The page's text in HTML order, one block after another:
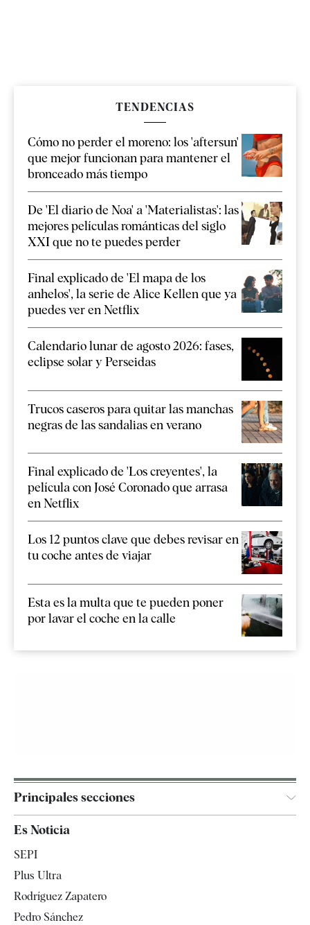
TENDENCIAS
Cómo no perder el moreno: los 'aftersun'
que mejor funcionan para mantener el
bronceado más tiempo
De 'El diario de Noa' a 'Materialistas': las
mejores películas románticas del siglo
XXI que no te puedes perder
Final explicado de 'El mapa de los
anhelos', la serie de Alice Kellen que ya
puedes ver en Netflix
Calendario lunar de agosto 2026: fases,
eclipse solar y Perseidas
Trucos caseros para quitar las manchas
negras de las sandalias en verano
Final explicado de 'Los creyentes', la
película con José Coronado que arrasa
en Netflix
Los 12 puntos clave que debes revisar en
tu coche antes de viajar
Esta es la multa que te pueden poner
por lavar el coche en la calle
Principales secciones
España
Televisión
Es Noticia
SEPI
Plus Ultra
Rodríguez Zapatero
Pedro Sánchez